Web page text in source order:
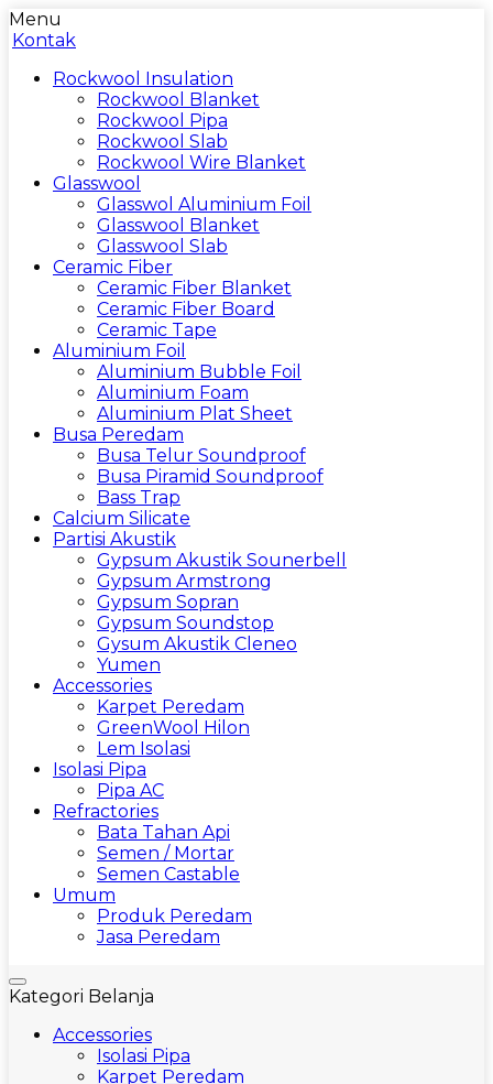
Menu
Kontak
Rockwool Insulation
Rockwool Blanket
Rockwool Pipa
Rockwool Slab
Rockwool Wire Blanket
Glasswool
Glasswol Aluminium Foil
Glasswool Blanket
Glasswool Slab
Ceramic Fiber
Ceramic Fiber Blanket
Ceramic Fiber Board
Ceramic Tape
Aluminium Foil
Aluminium Bubble Foil
Aluminium Foam
Aluminium Plat Sheet
Busa Peredam
Busa Telur Soundproof
Busa Piramid Soundproof
Bass Trap
Calcium Silicate
Partisi Akustik
Gypsum Akustik Sounerbell
Gypsum Armstrong
Gypsum Sopran
Gypsum Soundstop
Gysum Akustik Cleneo
Yumen
Accessories
Karpet Peredam
GreenWool Hilon
Lem Isolasi
Isolasi Pipa
Pipa AC
Refractories
Bata Tahan Api
Semen / Mortar
Semen Castable
Umum
Produk Peredam
Jasa Peredam
Kategori Belanja
Accessories
Isolasi Pipa
Karpet Peredam